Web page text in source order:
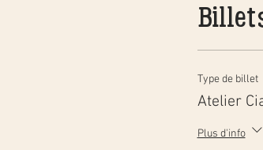
Type de billet
Atelier
Plus d'info